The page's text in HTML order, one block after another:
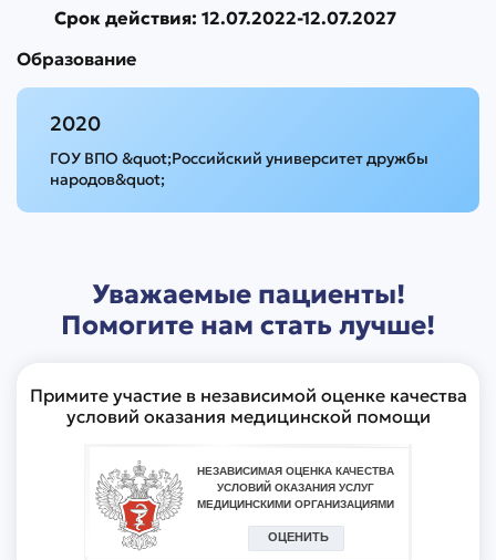
Срок действия: 12.07.2022-12.07.2027
Образование
2020
ГОУ ВПО &quot;Российский университет дружбы
народов&quot;
Уважаемые пациенты!
Помогите нам стать лучше!
Примите участие в независимой оценке качества
условий оказания медицинской помощи